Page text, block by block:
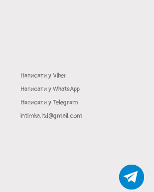
Написати у Viber
Написати у WhatsApp
Написати у Telegram
intimka.ltd@gmail.com